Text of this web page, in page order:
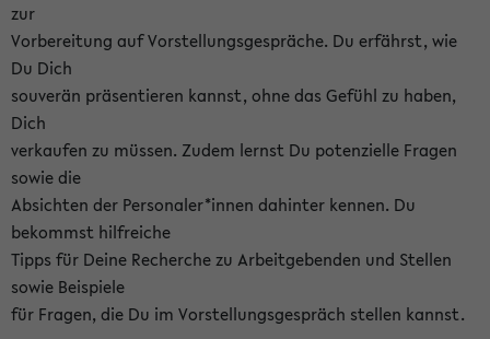
zur
Vorbereitung auf Vorstellungsgespräche. Du erfährst, wie
Du Dich
souverän präsentieren kannst, ohne das Gefühl zu haben,
Dich
verkaufen zu müssen. Zudem lernst Du potenzielle Fragen
sowie die
Absichten der Personaler*innen dahinter kennen. Du
bekommst hilfreiche
Tipps für Deine Recherche zu Arbeitgebenden und Stellen
sowie Beispiele
für Fragen, die Du im Vorstellungsgespräch stellen kannst.